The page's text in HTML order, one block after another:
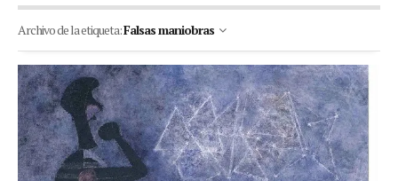
Archivo de la etiqueta:Falsas maniobras